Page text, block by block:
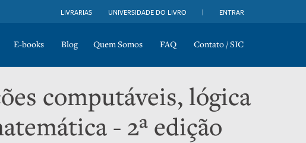
LIVRARIAS UNIVERSIDADE DO LIVRO ENTRAR
E-books Blog Quem Somos FAQ Contato / SIC
computáveis, lógica
- 2ª edição